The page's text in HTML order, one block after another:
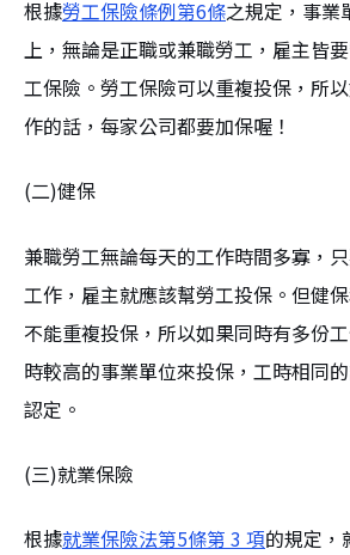
根據勞工保險條例第6條之規定，事業
上，無論是正職或兼職勞工，雇主皆
工保險。勞工保險可以重複投保，所
作的話，每家公司都要加保喔！
(二)健保
兼職勞工無論每天的工作時間多寡，
工作，雇主就應該幫勞工投保。但健
不能重複投保，所以如果同時有多份
時較高的事業單位來投保，工時相同
認定。
(三)就業保險
根據就業保險法第5條第 3 項的規定，